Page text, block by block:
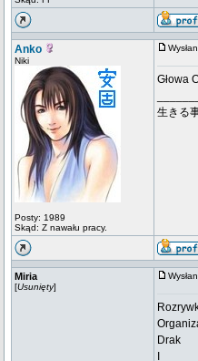
Anko
Niki
Posty: 1989
Skąd: Z nawału pracy.
Głowa
生きる
Miria
[Usunięty]
Drak